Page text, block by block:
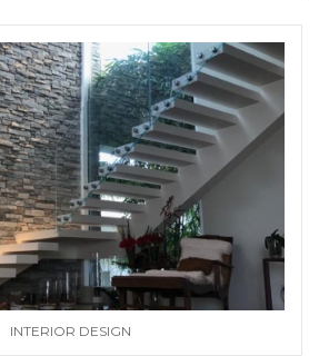
INTERIOR DESIGN